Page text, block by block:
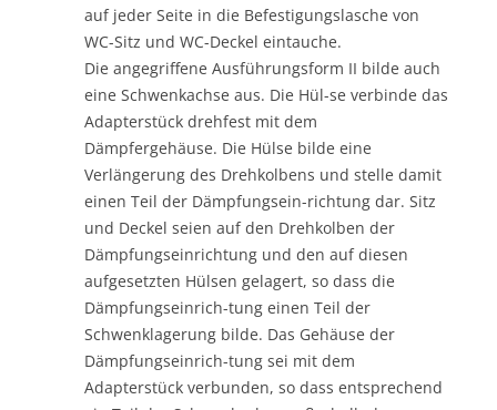
auf jeder Seite in die Befestigungslasche von
WC-Sitz und WC-Deckel eintauche.
Die angegriffene Ausführungsform II bilde auch
eine Schwenkachse aus. Die Hül-se verbinde das
Adapterstück drehfest mit dem
Dämpfergehäuse. Die Hülse bilde eine
Verlängerung des Drehkolbens und stelle damit
einen Teil der Dämpfungsein-richtung dar. Sitz
und Deckel seien auf den Drehkolben der
Dämpfungseinrichtung und den auf diesen
aufgesetzten Hülsen gelagert, so dass die
Dämpfungseinrich-tung einen Teil der
Schwenklagerung bilde. Das Gehäuse der
Dämpfungseinrich-tung sei mit dem
Adapterstück verbunden, so dass entsprechend